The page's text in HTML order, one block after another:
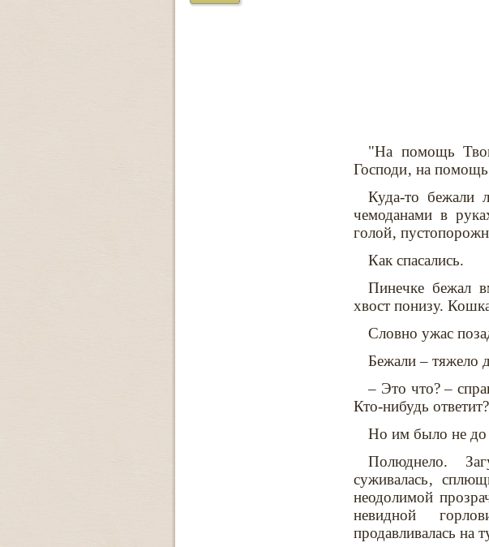
"На помощь
Господи‚ на
Куда-то
чемоданами в
голой‚
Как спасались.
Пинечке бежал
хвост понизу.
Словно ужас
Бежали – тяжело
– Это что? –
Кто-нибудь
Но им было не до
Полюднело.
суживалась‚
неодолимой
невидной
продавливалась на